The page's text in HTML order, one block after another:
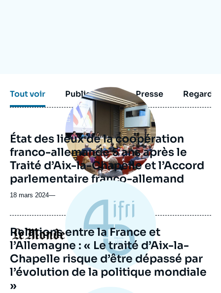
Tout voir Publications Presse
Image
principale
médiatique
État des lieux de la coopération
franco-allemande 5 ans après le
Traité d’Aix-la-Chapelle et l’Accord
parlementaire franco-allemand
18 mars 2024—
Logo
Relations entre la France et
l’Allemagne : « Le traité d’Aix-la-
Chapelle risque d’être dépassé par
l’évolution de la politique mondiale
»